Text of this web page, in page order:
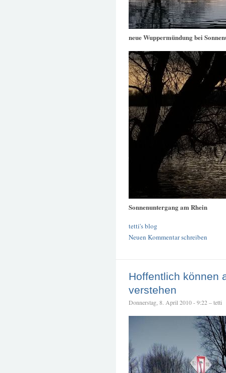
neue Wuppermündung bei
Sonnenuntergang am Rhein
tetti's blog
Neuen Kommentar schreiben
Hoffentlich können
verstehen
Donnerstag, 8. April 2010 - 9:22 – tetti